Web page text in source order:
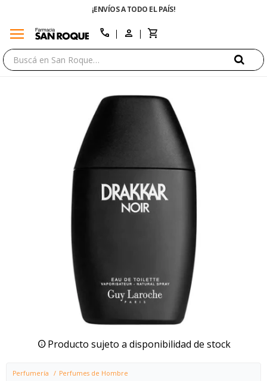
¡ENVÍOS A TODO EL PAÍS!
menu call
Producto sujeto a disponibilidad de stock
Perfumería Perfumes de Hombre
close